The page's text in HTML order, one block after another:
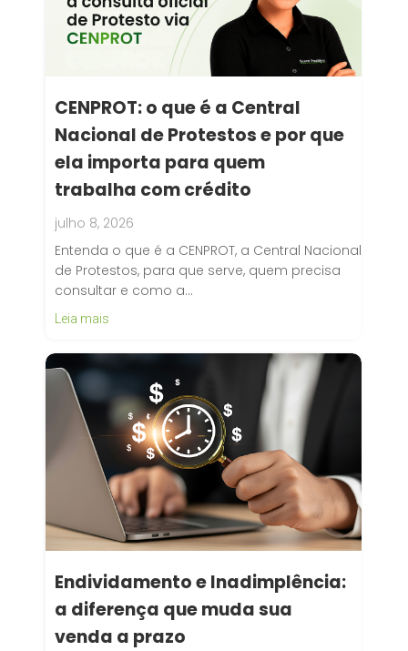
CENPROT: o que é a Central
Nacional de Protestos e por que
ela importa para quem
trabalha com crédito
julho 8, 2026
Entenda o que é a CENPROT, a Central Nacional
de Protestos, para que serve, quem precisa
consultar e como a…
Leia mais
Endividamento e Inadimplência:
a diferença que muda sua
venda a prazo